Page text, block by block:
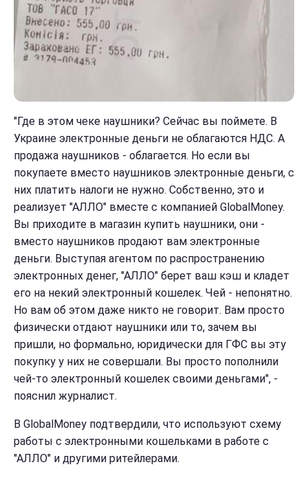
"Где в этом чеке наушники? Сейчас вы поймете. В
Украине электронные деньги не облагаются НДС. А
продажа наушников - облагается. Но если вы
покупаете вместо наушников электронные деньги, с
них платить налоги не нужно. Собственно, это и
реализует "АЛЛО" вместе с компанией GlobalMoney.
Вы приходите в магазин купить наушники, они -
вместо наушников продают вам электронные
деньги. Выступая агентом по распространению
электронных денег, "АЛЛО" берет ваш кэш и кладет
его на некий электронный кошелек. Чей - непонятно.
Но вам об этом даже никто не говорит. Вам просто
физически отдают наушники или то, зачем вы
пришли, но формально, юридически для ГФС вы эту
покупку у них не совершали. Вы просто пополнили
чей-то электронный кошелек своими деньгами", -
пояснил журналист.
В GlobalMoney подтвердили, что используют схему
работы с электронными кошельками в работе с
"АЛЛО" и другими ритейлерами.